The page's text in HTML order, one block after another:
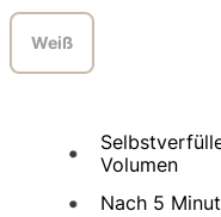
Weiß
Volumen
Nach 5